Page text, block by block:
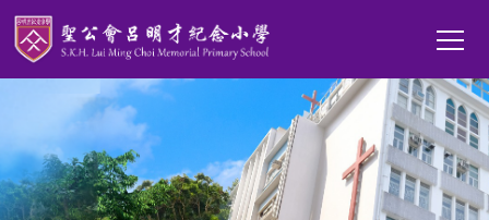
移至主內容
Main